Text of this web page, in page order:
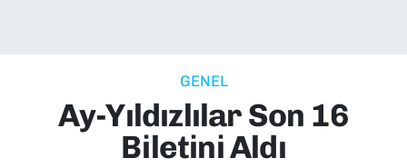
GENEL
Ay-Yıldızlılar Son 16
Biletini Aldı
EKONOMİ
Süper Lig Puan Durumu ve Fikstür
Tüm Manşetler